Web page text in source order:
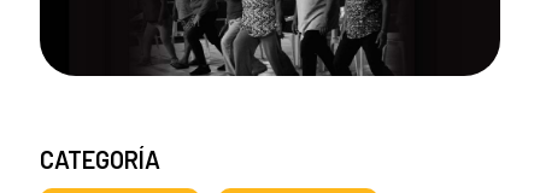
CATEGORÍA